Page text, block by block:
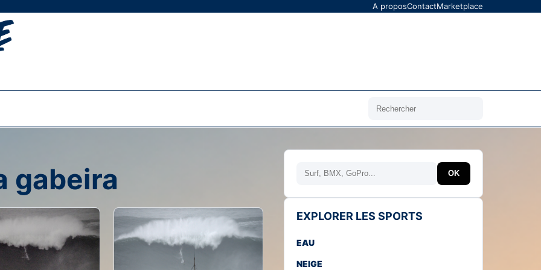
A proposContactMarketplace
Rechercher
gabeira Rechercher OK
EXPLORER LES SPORTS
EAU
NEIGE